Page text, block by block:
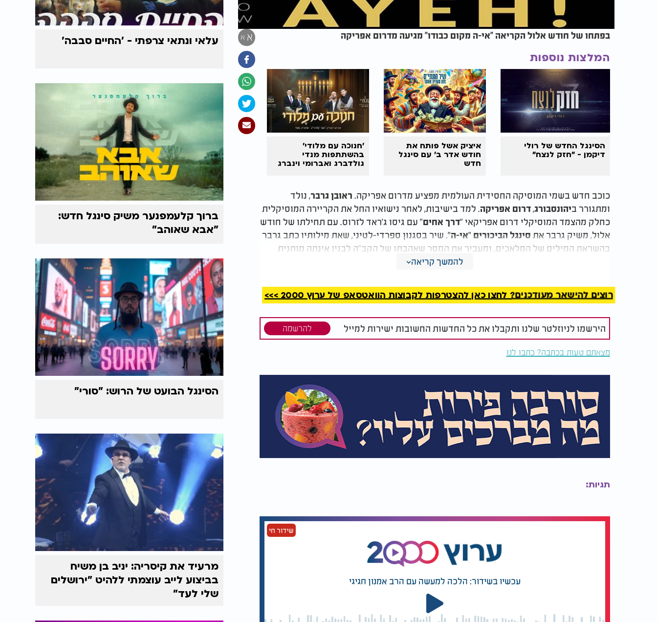
א א בפתחו של חודש אלול הקריאה "אי-ה מקום כבודו" מגיעה מדרום אפריקה
המלצות נוספות
הסינגל החדש של רולי
דיקמן - "חזק לנצח"
איציק אשל פותח את
חודש אדר ב' עם סינגל
חדש
'חנוכה עם מלודי'
בהשתתפות מנדי
גולדברג ואברומי וינברג
כוכב חדש בשמי המוסיקה החסידית העולמית מפציע מדרום אפריקה. ראובן גרבר, נולד
ומתגורר ביהונסבורג,דרום אפריקה. למד בישיבות, לאחר נישואיו החל את הקריירה המוסיקלית
כחלק מהצמד המוסיקלי דרום אפריקאי "דרך אחים" עם גיסו ג'ראד לזרוס. עם תחילתו של חודש
אלול, משיק גרבר את סינגל הביכורים "אי-ה". שיר בסגנון ספרדי-לטיני, שאת מילותיו כתב גרבר
בהשראת המילים של המלאכים. ומעביר את המסר שאהבתו של הקב"ה לבניו אינתה מותנית
והינה נצחית אפילו במקומות ובזמנים האפלוליים ביותר הוא תמיד שם איתנו. על הלחן והעיבוד
להמשך קריאה
רוצים להישאר מעודכנים? לחצו כאן להצטרפות לקבוצות הוואטסאפ של ערוץ 2000 >>>
הירשמו לניוזלטר שלנו ותקבלו את כל החדשות החשובות ישירות למייל להרשמה
מצאתם טעות בכתבה? כתבו לנו
תגיות:
שידור חי
עכשיו בשידור: הלכה למעשה עם הרב אמנון חגיגי
עלאי ונתאי צרפתי - 'החיים סבבה'
ברוך קלעמפנער משיק סינגל חדש:
"אבא שאוהב"
הסינגל הבועט של הרוש: "סורי"
מרעיד את קיסריה: יניב בן משיח
בביצוע לייב עוצמתי ללהיט "ירושלים
שלי לעד"